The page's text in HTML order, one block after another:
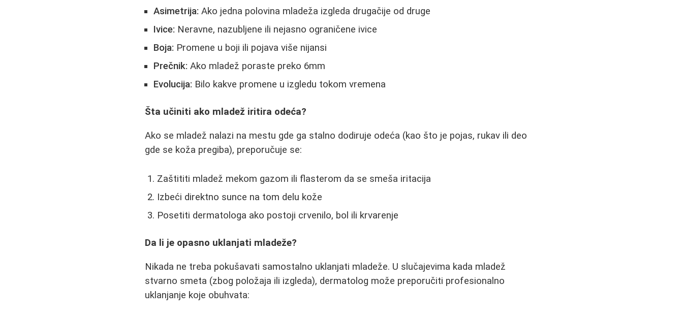
Asimetrija: Ako jedna polovina mladeža izgleda drugačije od druge
Ivice: Neravne, nazubljene ili nejasno ograničene ivice
Boja: Promene u boji ili pojava više nijansi
Prečnik: Ako mladež poraste preko 6mm
Evolucija: Bilo kakve promene u izgledu tokom vremena
Šta učiniti ako mladež iritira odeća?
Ako se mladež nalazi na mestu gde ga stalno dodiruje odeća (kao što je pojas, rukav ili deo
gde se koža pregiba), preporučuje se:
Zaštititi mladež mekom gazom ili flasterom da se smeša iritacija
Izbeći direktno sunce na tom delu kože
Posetiti dermatologa ako postoji crvenilo, bol ili krvarenje
Da li je opasno uklanjati mladeže?
Nikada ne treba pokušavati samostalno uklanjati mladeže. U slučajevima kada mladež
stvarno smeta (zbog položaja ili izgleda), dermatolog može preporučiti profesionalno
uklanjanje koje obuhvata: